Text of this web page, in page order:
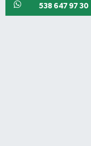
538 647 97 30